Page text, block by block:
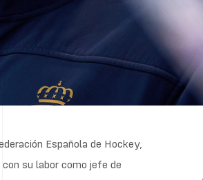
Española de Hockey,
su labor como jefe de